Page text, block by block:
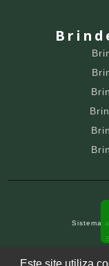
Sistema
Este site utiliza